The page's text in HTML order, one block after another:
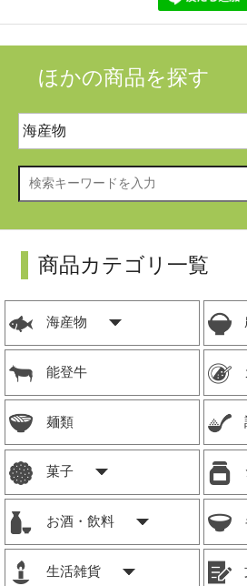
ほかの商品を探す
商品カテゴリ一覧
海産物
能登牛
麺類
菓子
お酒・飲料
生活雑貨